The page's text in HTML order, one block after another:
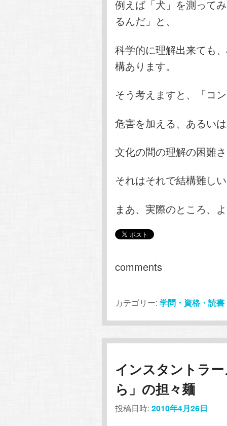
例えば「犬」を測って
るんだ」と、
科学的に理解出来ても
構あります。
そう考えますと、「コ
危害を加える、あるい
文化の間の理解の困難
それはそれで結構難し
まあ、実際のところ、
comments
カテゴリー: 学問・資格・読書
インスタントラ
ら」の担々麺
投稿日時: 2010年4月26日